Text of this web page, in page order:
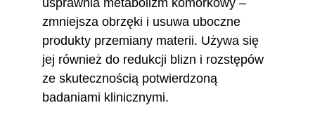
usprawnia metabolizm komórkowy –
zmniejsza obrzęki i usuwa uboczne
produkty przemiany materii. Używa się
jej również do redukcji blizn i rozstępów
ze skutecznością potwierdzoną
badaniami klinicznymi.